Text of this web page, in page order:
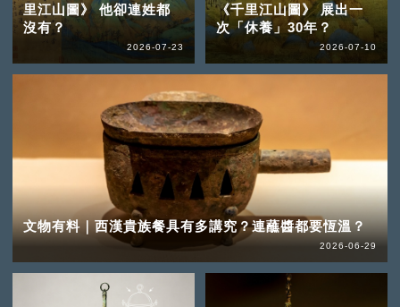
里江山圖》 他卻連姓都
沒有？
2026-07-23
《千里江山圖》 展出一
次「休養」30年？
2026-07-10
文物有料｜西漢貴族餐具有多講究？連蘸醬都要恆溫？
2026-06-29